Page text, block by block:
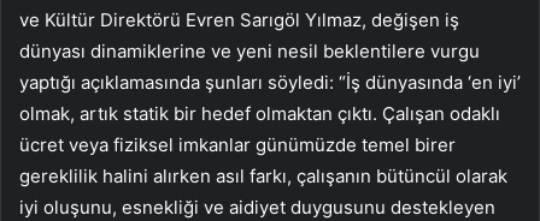
ve Kültür Direktörü Evren Sarıgöl Yılmaz, değişen iş
dünyası dinamiklerine ve yeni nesil beklentilere vurgu
yaptığı açıklamasında şunları söyledi: “İş dünyasında ‘en iyi’
olmak, artık statik bir hedef olmaktan çıktı. Çalışan odaklı
ücret veya fiziksel imkanlar günümüzde temel birer
gereklilik halini alırken asıl farkı, çalışanın bütüncül olarak
iyi oluşunu, esnekliği ve aidiyet duygusunu destekleyen